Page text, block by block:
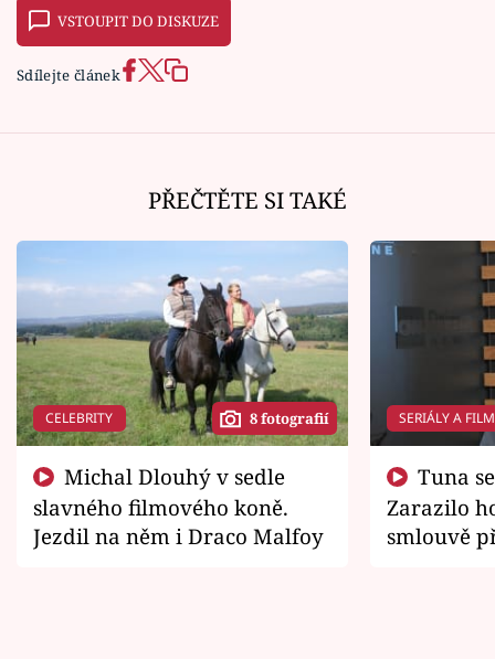
VSTOUPIT DO DISKUZE
Sdílejte článek
PŘEČTĚTE SI TAKÉ
CELEBRITY 8 fotografií
slavného filmového koně.
Jezdil na něm i Draco Malfoy
SERIÁLY A
Zarazilo
smlouvě